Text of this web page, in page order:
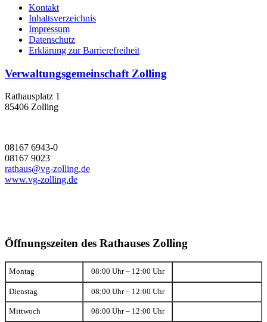
Kontakt
Inhaltsverzeichnis
Impressum
Datenschutz
Erklärung zur Barrierefreiheit
Verwaltungsgemeinschaft Zolling
Rathausplatz 1
85406 Zolling
08167 6943-0
08167 9023
rathaus@vg-zolling.de
www.vg-zolling.de
Öffnungszeiten des Rathauses Zolling
Montag 08:00 Uhr – 12:00 Uhr
Dienstag 08:00 Uhr – 12:00 Uhr
Mittwoch 08:00 Uhr – 12:00 Uhr